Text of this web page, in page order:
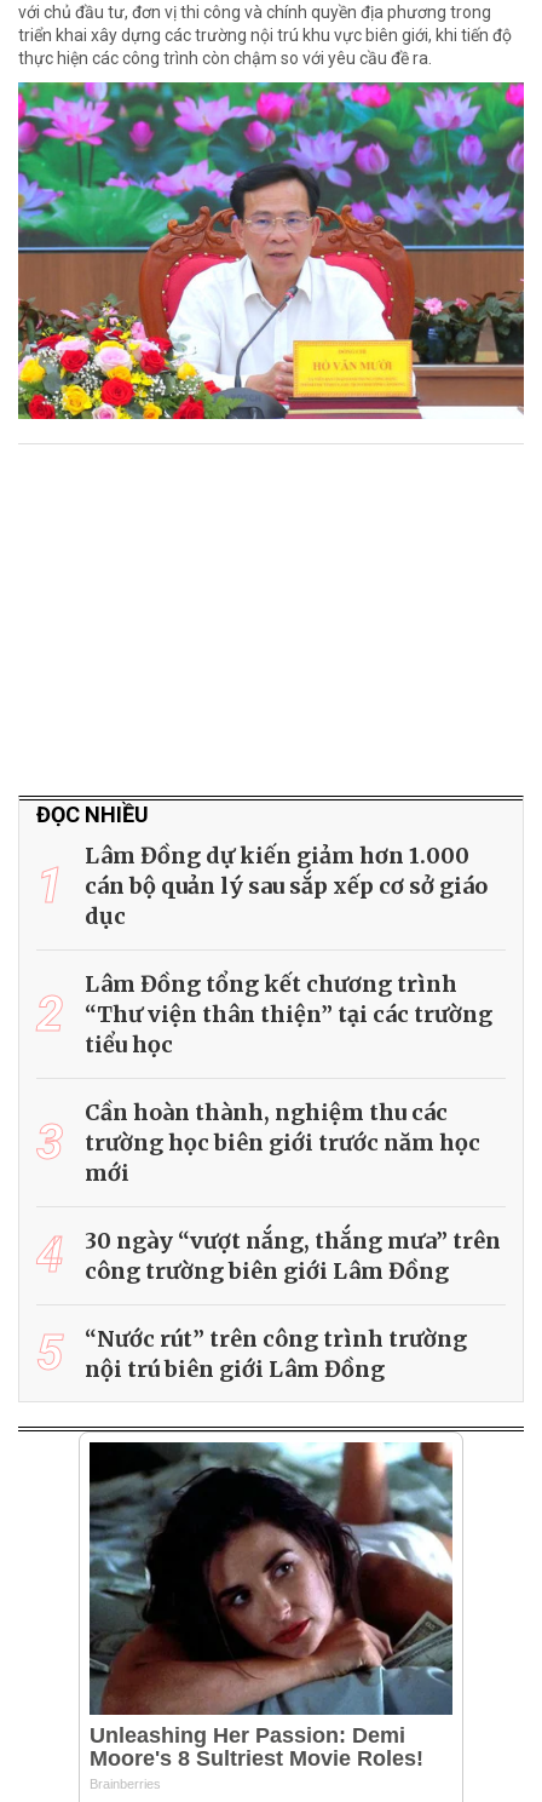
với chủ đầu tư, đơn vị thi công và chính quyền địa phương trong
triển khai xây dựng các trường nội trú khu vực biên giới, khi tiến độ
thực hiện các công trình còn chậm so với yêu cầu đề ra.
ĐỌC NHIỀU
1
Lâm Đồng dự kiến giảm hơn 1.000
cán bộ quản lý sau sắp xếp cơ sở giáo
dục
2
Lâm Đồng tổng kết chương trình
“Thư viện thân thiện” tại các trường
tiểu học
3
Cần hoàn thành, nghiệm thu các
trường học biên giới trước năm học
mới
4
30 ngày “vượt nắng, thắng mưa” trên
công trường biên giới Lâm Đồng
5
“Nước rút” trên công trình trường
nội trú biên giới Lâm Đồng